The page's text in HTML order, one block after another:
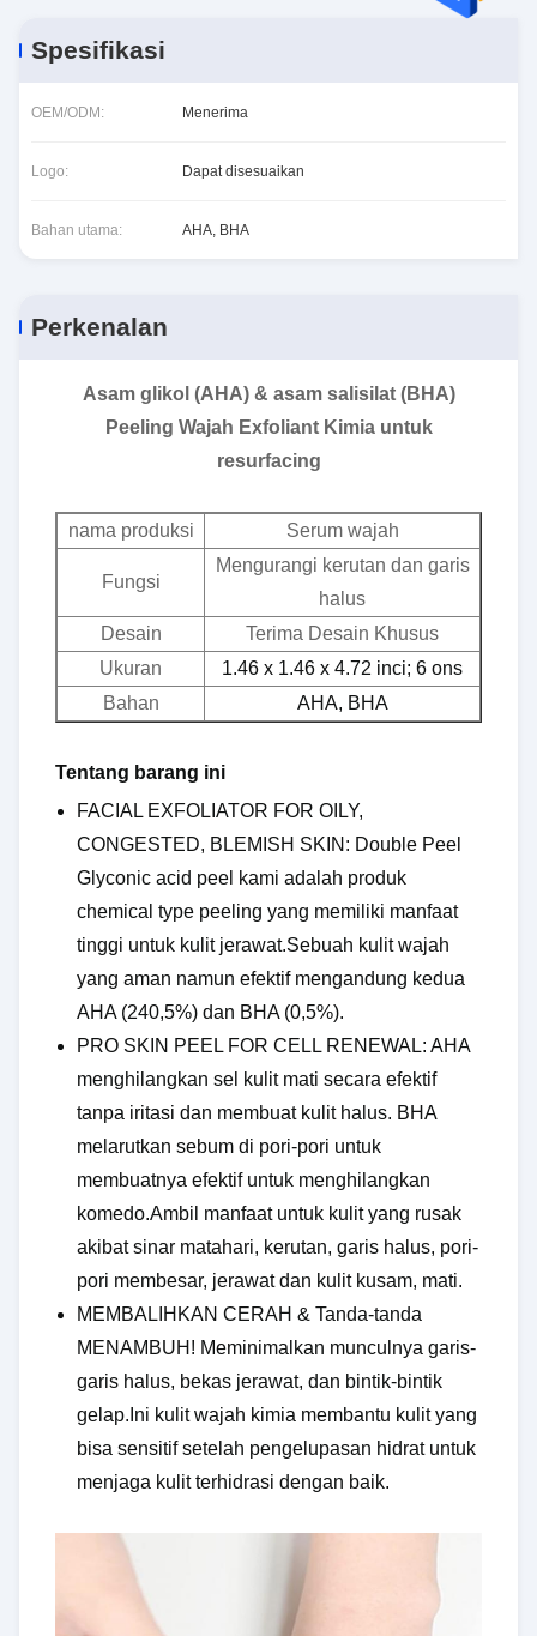
Spesifikasi
OEM/ODM: Menerima
Logo: Dapat disesuaikan
Bahan utama: AHA, BHA
Perkenalan
Asam glikol (AHA) & asam salisilat (BHA)
Peeling Wajah Exfoliant Kimia untuk
resurfacing
nama produksi Serum wajah
Fungsi
Mengurangi kerutan dan garis
halus
Desain
Terima Desain Khusus
Ukuran
1.46 x 1.46 x 4.72 inci; 6 ons
Bahan
AHA, BHA
Tentang barang ini
FACIAL EXFOLIATOR FOR OILY,
CONGESTED, BLEMISH SKIN: Double Peel
Glyconic acid peel kami adalah produk
chemical type peeling yang memiliki manfaat
tinggi untuk kulit jerawat.Sebuah kulit wajah
yang aman namun efektif mengandung kedua
AHA (240,5%) dan BHA (0,5%).
PRO SKIN PEEL FOR CELL RENEWAL: AHA
menghilangkan sel kulit mati secara efektif
tanpa iritasi dan membuat kulit halus. BHA
melarutkan sebum di pori-pori untuk
membuatnya efektif untuk menghilangkan
komedo.Ambil manfaat untuk kulit yang rusak
akibat sinar matahari, kerutan, garis halus, pori-
pori membesar, jerawat dan kulit kusam, mati.
MEMBALIHKAN CERAH & Tanda-tanda
MENAMBUH! Meminimalkan munculnya garis-
garis halus, bekas jerawat, dan bintik-bintik
gelap.Ini kulit wajah kimia membantu kulit yang
bisa sensitif setelah pengelupasan hidrat untuk
menjaga kulit terhidrasi dengan baik.